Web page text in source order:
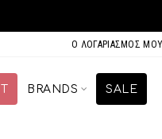
Ο ΛΟΓΑΡΙΑΣΜΌΣ ΜΟΥ
BRANDS SALE